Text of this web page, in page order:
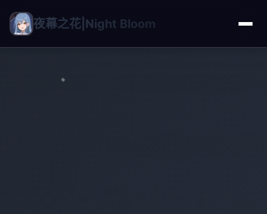
夜幕之花|Night Bloom